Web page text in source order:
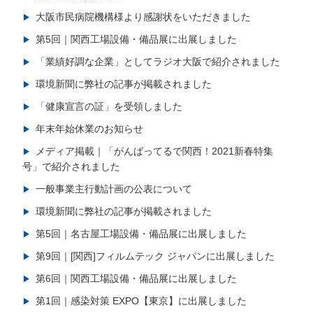
大阪市民病院機構様より感謝状をいただきました
第5回｜関西工場設備・備品展に出展しました
「業績好調な企業」としてラジオ大阪で紹介されました
環境新聞に弊社の記事が掲載されました
「健康宣言の証」を受領しました
年末年始休業のお知らせ
メディア掲載｜「がんばってるで関西！2021新春特集
号」で紹介されました
一般事業主行動計画の公表について
環境新聞に弊社の記事が掲載されました
第5回｜名古屋工場設備・備品展に出展しました
第9回｜[関西]フィルムテック ジャパンに出展しました
第6回｜関西工場設備・備品展に出展しました
第1回｜感染対策 EXPO【東京】に出展しました